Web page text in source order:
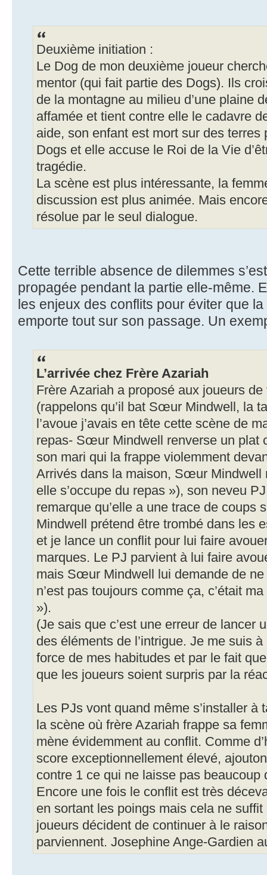
Deuxième initiation :
Le Dog de mon deuxième joueur
mentor (qui fait partie des Dogs). Ils
de la montagne au milieu d’une plaine
affamée et tient contre elle le cadavre
aide, son enfant est mort sur des terres
Dogs et elle accuse le Roi de la Vie
tragédie.
La scène est plus intéressante, la
discussion est plus animée. Mais
résolue par le seul dialogue.
Cette terrible absence de dilemmes
propagée pendant la partie elle-même.
les enjeux des conflits pour éviter que
emporte tout sur son passage. Un
L’arrivée chez Frère Azariah
Frère Azariah a proposé aux joueurs
(rappelons qu’il bat Sœur Mindwell, la
l’avoue j’avais en tête cette scène de
repas- Sœur Mindwell renverse un plat
son mari qui la frappe violemment
Arrivés dans la maison, Sœur Mindwell
elle s’occupe du repas »), son neveu
remarque qu’elle a une trace de
Mindwell prétend être trombé dans les
et je lance un conflit pour lui faire
marques. Le PJ parvient à lui faire
mais Sœur Mindwell lui demande de
n’est pas toujours comme ça, c’était
»).
(Je sais que c’est une erreur de lancer
des éléments de l’intrigue. Je me suis
force de mes habitudes et par le fait
que les joueurs soient surpris par la
Les PJs vont quand même s’installer à
la scène où frère Azariah frappe sa
mène évidemment au conflit. Comme
score exceptionnellement élevé,
contre 1 ce qui ne laisse pas beaucoup
Encore une fois le conflit est très
en sortant les poings mais cela ne
joueurs décident de continuer à le
parviennent. Josephine Ange-Gardien